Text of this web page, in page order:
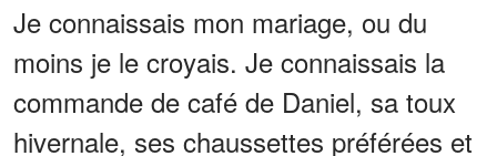
Je connaissais mon mariage, ou du
moins je le croyais. Je connaissais la
commande de café de Daniel, sa toux
hivernale, ses chaussettes préférées et